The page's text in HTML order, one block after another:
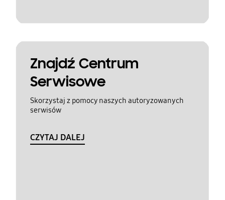
Znajdź Centrum
Serwisowe
Skorzystaj z pomocy naszych autoryzowanych
serwisów
CZYTAJ DALEJ